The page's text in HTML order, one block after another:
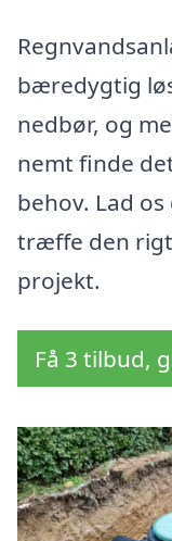
bæredygtig
nedbør, og
nemt finde
behov. Lad
træffe den
projekt.
Få 3 tilbud,